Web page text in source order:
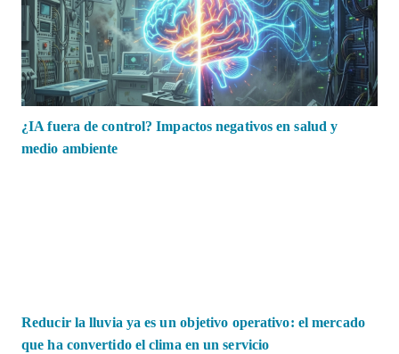
¿IA fuera de control? Impactos negativos en salud y
medio ambiente
Reducir la lluvia ya es un objetivo operativo: el mercado
que ha convertido el clima en un servicio